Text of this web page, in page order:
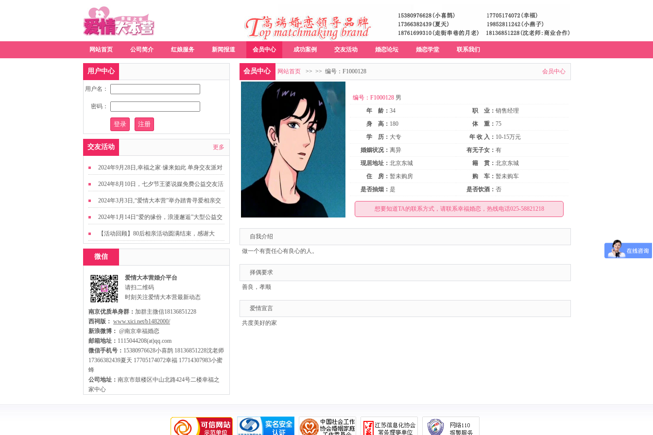
网站首页 公司简介 红娘服务 新闻报道 会员中心 成功案例 交友活动 婚恋论坛 婚恋学堂 联系我们
会员中心 网站首页 >> 会员中心
>> 编号：F1000128
编号：F1000128 男
年 龄： 34 职 业： 销售经理
身 高： 180 体 重： 75
学 历： 大专 年 收 入： 10-15万元
婚姻状况： 离异 有无子女： 有
现居地址： 北京东城 籍 贯： 北京东城
住 房： 暂未购房 购 车： 暂未购车
是否抽烟： 是 是否饮酒： 否
想要知道TA的联系方式，请联系幸福婚恋，热线电话025-58821218
自我介绍
做一个有责任心有良心的人。
择偶要求
善良，孝顺
爱情宣言
共度美好的家
用户中心
用户名：
密码：
交友活动 更多
2024年9月28日,幸福之家·缘来如此 单身交友派对
2024年8月10日，七夕节王婆说媒免费公益交友活
动
2024年3月3日,“爱情大本营”举办踏青寻爱相亲交
友活动
2024年1月14日“爱的缘份，浪漫邂逅”大型公益交
友活动
【活动回顾】80后相亲活动圆满结束，感谢大
家，走出来才有机会扩大缘分哦~
微信
爱情大本营婚介平台
请扫二维码
时刻关注爱情大本营最新动态
南京优质单身群： 加群主微信18136851228
西祠版： www.xici.net/b1482000/
新浪微博： @南京幸福婚恋
邮箱地址： 1115044208(at)qq.com
微信手机号： 15380976628小喜鹊 18136851228沈老师
17366382439夏天 17705174072幸福 17714307983小蜜
蜂
公司地址： 南京市鼓楼区中山北路424号二楼幸福之
家中心